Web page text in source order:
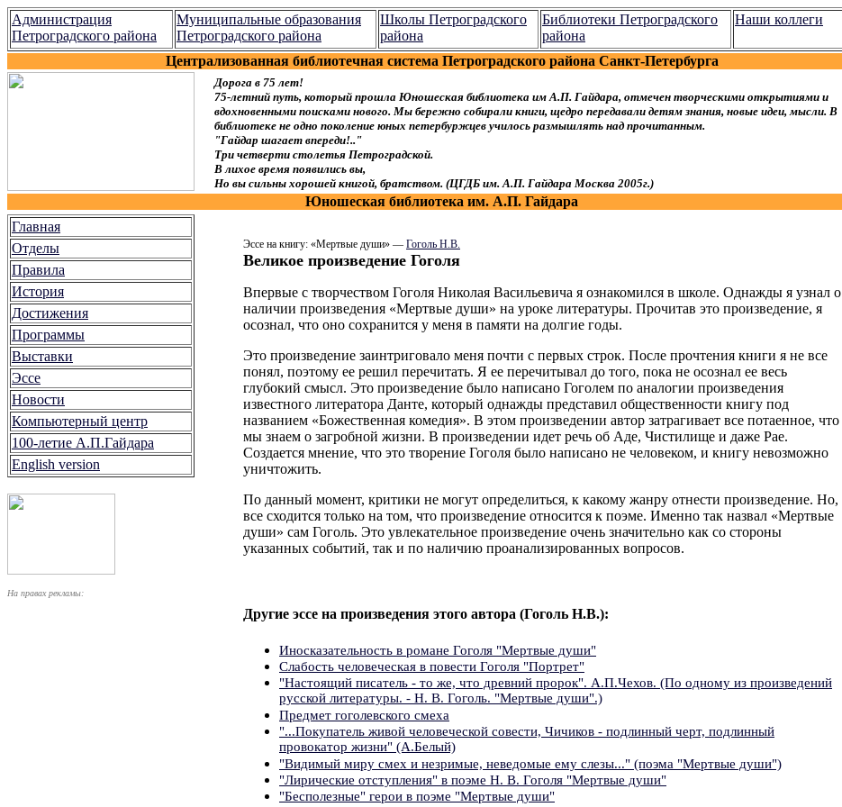
Администрация
Петроградского района
Муниципальные образования
Петроградского района
Школы Петроградского
района
Библиотеки Петроградского
района
Наши коллеги
Дорога в 75 лет!
75-летний путь, который прошла Юношеская библиотека им А.П. Гайдара, отмечен творческими открытиями и
вдохновенными поисками нового. Мы бережно собирали книги, щедро передавали детям знания, новые идеи, мысли. В
библиотеке не одно поколение юных петербуржцев училось размышлять над прочитанным.
"Гайдар шагает впереди!.."
Три четверти столетья Петроградской.
В лихое время появились вы,
Но вы сильны хорошей книгой, братством. (ЦГДБ им. А.П. Гайдара Москва 2005г.)
Централизованная библиотечная система Петроградского района Санкт-Петербурга
Главная
Отделы
Правила
История
Достижения
Программы
Выставки
Эссе
Новости
Компьютерный центр
100-летие А.П.Гайдара
English version
На правах рекламы:
Эссе на книгу: «Мертвые души» — Гоголь Н.В.
Великое произведение Гоголя
Впервые с творчеством Гоголя Николая Васильевича я ознакомился в школе. Однажды я узнал о
наличии произведения «Мертвые души» на уроке литературы. Прочитав это произведение, я
осознал, что оно сохранится у меня в памяти на долгие годы.
Это произведение заинтриговало меня почти с первых строк. После прочтения книги я не все
понял, поэтому ее решил перечитать. Я ее перечитывал до того, пока не осознал ее весь
глубокий смысл. Это произведение было написано Гоголем по аналогии произведения
известного литератора Данте, который однажды представил общественности книгу под
названием «Божественная комедия». В этом произведении автор затрагивает все потаенное, что
мы знаем о загробной жизни. В произведении идет речь об Аде, Чистилище и даже Рае.
Создается мнение, что это творение Гоголя было написано не человеком, и книгу невозможно
уничтожить.
По данный момент, критики не могут определиться, к какому жанру отнести произведение. Но,
все сходится только на том, что произведение относится к поэме. Именно так назвал «Мертвые
души» сам Гоголь. Это увлекательное произведение очень значительно как со стороны
указанных событий, так и по наличию проанализированных вопросов.
Другие эссе на произведения этого автора (Гоголь Н.В.):
Иносказательность в романе Гоголя "Мертвые души"
Слабость человеческая в повести Гоголя "Портрет"
"Настоящий писатель - то же, что древний пророк". А.П.Чехов. (По одному из произведений
русской литературы. - Н. В. Гоголь. "Мертвые души".)
Предмет гоголевского смеха
"...Покупатель живой человеческой совести, Чичиков - подлинный черт, подлинный
провокатор жизни" (А.Белый)
"Видимый миру смех и незримые, неведомые ему слезы..." (поэма "Мертвые души")
"Лирические отступления" в поэме Н. В. Гоголя "Мертвые души"
"Бесполезные" герои в поэме "Мертвые души"
Юношеская библиотека им. А.П. Гайдара